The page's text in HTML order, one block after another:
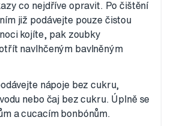
co nejdříve opravit. Po čištění
již podávejte pouze čistou
kojíte, pak zoubky
navlhčeným bavlněným
nápoje bez cukru,
nebo čaj bez cukru. Úplně se
a cucacím bonbónům.